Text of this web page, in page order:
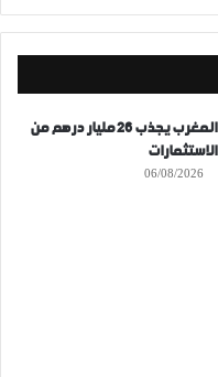
المغرب يجذب 26 مليار درهم من
الاستثمارات
06/08/2026